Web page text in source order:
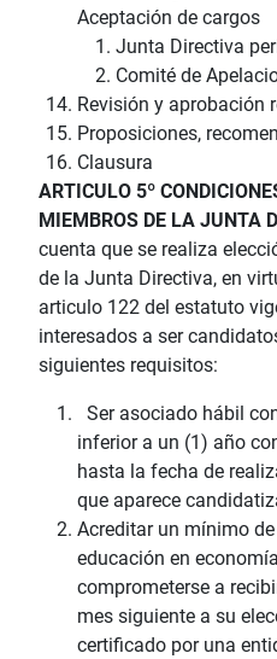
Aceptación de cargos
Junta Directiva
Comité de
Revisión y aprobación
Proposiciones,
Clausura
ARTICULO 5º
MIEMBROS DE LA JUNTA
cuenta que se realiza
de la Junta Directiva, en
articulo 122 del estatuto
interesados a ser
siguientes requisitos:
Ser asociado hábil
inferior a un (1) año
hasta la fecha de
que aparece
Acreditar un mínimo
educación en
comprometerse a
mes siguiente a su
certificado por una